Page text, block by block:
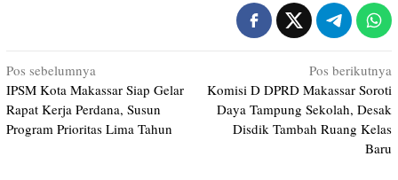
Navigasi
pos
Pos sebelumnya
IPSM Kota Makassar Siap Gelar
Rapat Kerja Perdana, Susun
Program Prioritas Lima Tahun
Pos berikutnya
Komisi D DPRD Makassar Soroti
Daya Tampung Sekolah, Desak
Disdik Tambah Ruang Kelas
Baru